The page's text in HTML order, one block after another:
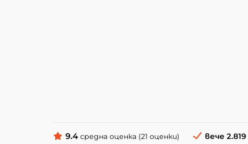
9.4 средна оценка (21 оценки) вече 2.819